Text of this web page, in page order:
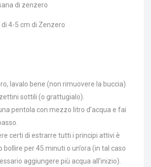
di zenzero
4-5 cm di Zenzero
lavalo bene (non rimuovere la buccia)
sottili (o grattugialo).
pentola con mezzo litro d’acqua e fai
certi di estrarre tutti i principi attivi è
per 45 minuti o un’ora (in tal caso
aggiungere più acqua all’inizio).